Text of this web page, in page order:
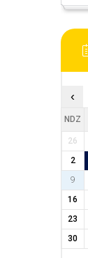
‹
NDZ
26
2
9
16
23
30